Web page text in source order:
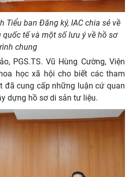
Tiểu ban Đăng ký, IAC chia sẻ về
tế và một số lưu ý về hồ sơ
chung
PGS.TS. Vũ Hùng Cường, Viện
học xã hội cho biết các tham
đã cung cấp những luận cứ quan
dựng hồ sơ di sản tư liệu.